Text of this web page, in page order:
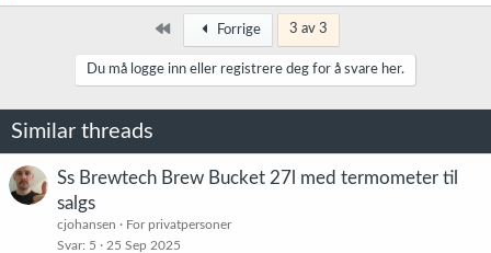
a
r
Først Forrige 3 av 3
Du må logge inn eller registrere deg for å svare her.
Similar threads
Ss Brewtech Brew Bucket 27l med termometer til
salgs
cjohansen
For privatpersoner
Svar 5 25 Sep 2025